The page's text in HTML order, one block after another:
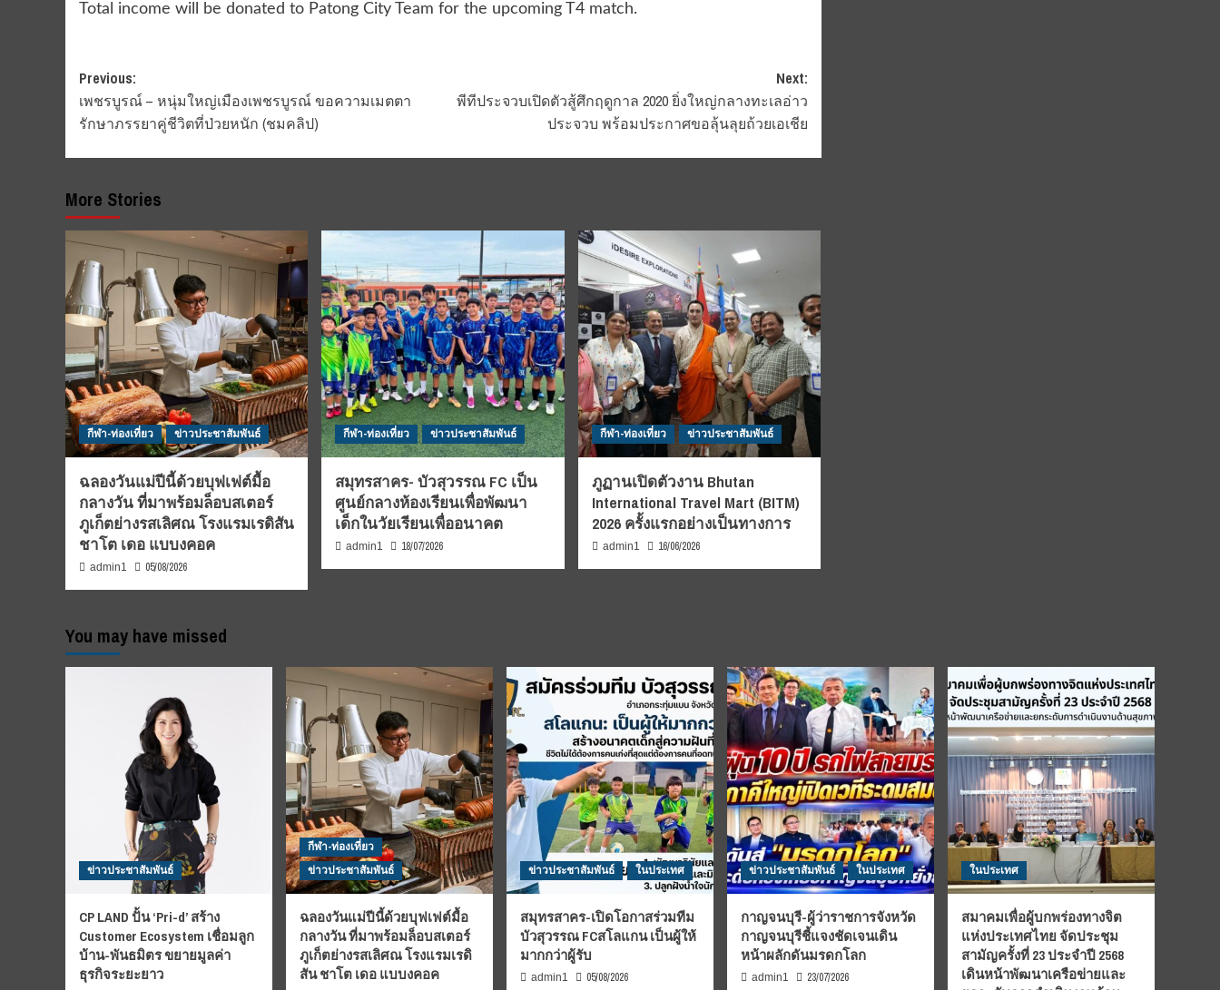
Total income will be donated to Patong City Team for the upcoming T4 match.
Post
navigation
Previous:
เพชรบูรณ์ – หนุ่มใหญ่เมืองเพชรบูรณ์ ขอความเมตตา
รักษาภรรยาคู่ชีวิตที่ป่วยหนัก (ชมคลิป)
Next:
พีทีประจวบเปิดตัวสู้ศึกฤดูกาล 2020 ยิ่งใหญ่กลางทะเลอ่าว
ประจวบ พร้อมประกาศขอลุ้นลุยถ้วยเอเชีย
More Stories
กีฬา-ท่องเที่ยว ข่าวประชาสัมพันธ์
ฉลองวันแม่ปีนี้ด้วยบุฟเฟต์มื้อ
กลางวัน ที่มาพร้อมล็อบสเตอร์
ภูเก็ตย่างรสเลิศณ โรงแรมเรดิสัน
ชาโต เดอ แบบงคอค
admin1 05/08/2026
กีฬา-ท่องเที่ยว ข่าวประชาสัมพันธ์
สมุทรสาคร- บัวสุวรรณ FC เป็น
ศูนย์กลางห้องเรียนเพื่อพัฒนา
เด็กในวัยเรียนเพื่ออนาคต
admin1 18/07/2026
กีฬา-ท่องเที่ยว ข่าวประชาสัมพันธ์
ภูฏานเปิดตัวงาน Bhutan
International Travel Mart (BITM)
2026 ครั้งแรกอย่างเป็นทางการ
admin1 16/06/2026
You may have missed
ข่าวประชาสัมพันธ์
CP LAND ปั้น ‘Pri-d’ สร้าง
Customer Ecosystem เชื่อมลูก
บ้าน-พันธมิตร ขยายมูลค่า
ธุรกิจระยะยาว
กีฬา-ท่องเที่ยว
ข่าวประชาสัมพันธ์
ฉลองวันแม่ปีนี้ด้วยบุฟเฟต์มื้อ
กลางวัน ที่มาพร้อมล็อบสเตอร์
ภูเก็ตย่างรสเลิศณ โรงแรมเรดิ
สัน ชาโต เดอ แบบงคอค
ข่าวประชาสัมพันธ์ ในประเทศ
สมุทรสาคร-เปิดโอกาสร่วมทีม
บัวสุวรรณ FCสโลแกน เป็นผู้ให้
มากกว่าผู้รับ
admin1 05/08/2026
ข่าวประชาสัมพันธ์ ในประเทศ
กาญจนบุรี-ผู้ว่าราชการจังหวัด
กาญจนบุรีชี้แจงชัดเจนเดิน
หน้าผลักดันมรดกโลก
admin1 23/07/2026
ในประเทศ
สมาคมเพื่อผู้บกพร่องทางจิต
แห่งประเทศไทย จัดประชุม
สามัญครั้งที่ 23 ประจำปี 2568
เดินหน้าพัฒนาเครือข่ายและ